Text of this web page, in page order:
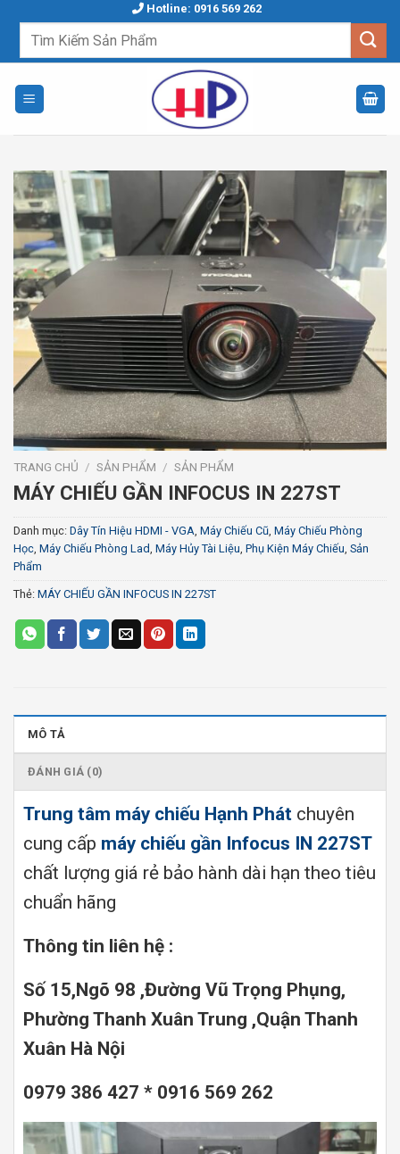
content
Hotline: 0916 569 262
Tìm
TRANG CHỦ / SẢN PHẨM / SẢN PHẨM
MÁY CHIẾU GẦN INFOCUS IN 227ST
Danh mục: Dây Tín Hiệu HDMI - VGA Máy Chiếu Cũ Máy Chiếu Phòng
Học Máy Chiếu Phòng Lad Máy Hủy Tài Liệu Phụ Kiện Máy Chiếu Sản
Phẩm
Thẻ: MÁY CHIẾU GẦN INFOCUS IN 227ST
MÔ TẢ
ĐÁNH GIÁ (0)
Trung tâm máy chiếu Hạnh Phát chuyên
cung cấp máy chiếu gần Infocus IN 227ST
chất lượng giá rẻ bảo hành dài hạn theo tiêu
chuẩn hãng
Thông tin liên hệ :
Số 15,Ngõ 98 ,Đường Vũ Trọng Phụng,
Phường Thanh Xuân Trung ,Quận Thanh
Xuân Hà Nội
0979 386 427 * 0916 569 262